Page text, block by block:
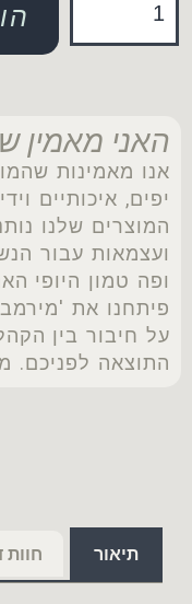
האני מאמין
אנו מאמינות
יפים, איכותיים
המוצרים שלנו
ועצמאות עבור
ופה טמון היופי
פיתחנו את
על חיבור בין
התוצאה לפניכם.
תיאור חוות